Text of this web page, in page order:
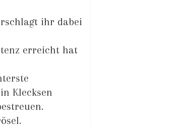
ihr dabei
erreicht hat
Klecksen